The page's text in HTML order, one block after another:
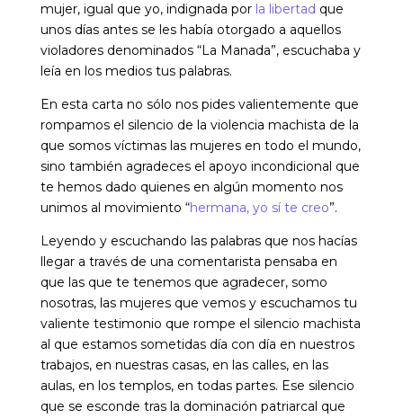
mujer, igual que yo, indignada por la libertad que
unos días antes se les había otorgado a aquellos
violadores denominados “La Manada”, escuchaba y
leía en los medios tus palabras.
En esta carta no sólo nos pides valientemente que
rompamos el silencio de la violencia machista de la
que somos víctimas las mujeres en todo el mundo,
sino también agradeces el apoyo incondicional que
te hemos dado quienes en algún momento nos
unimos al movimiento “hermana, yo sí te creo”.
Leyendo y escuchando las palabras que nos hacías
llegar a través de una comentarista pensaba en
que las que te tenemos que agradecer, somo
nosotras, las mujeres que vemos y escuchamos tu
valiente testimonio que rompe el silencio machista
al que estamos sometidas día con día en nuestros
trabajos, en nuestras casas, en las calles, en las
aulas, en los templos, en todas partes. Ese silencio
que se esconde tras la dominación patriarcal que